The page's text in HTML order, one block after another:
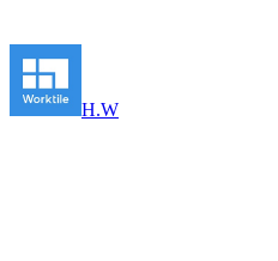
H.W